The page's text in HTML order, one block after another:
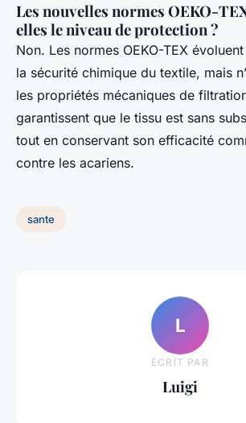
Les nouvelles normes OEKO-
elles le niveau de protection ?
Non. Les normes OEKO-TEX
la sécurité chimique du textile, mais
les propriétés mécaniques de
garantissent que le tissu est sans
tout en conservant son efficacité
contre les acariens.
sante
L
ECRIT PAR
Luigi